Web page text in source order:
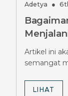
Adetya ●
Stuck
Artikel ini
semangat
LIHAT